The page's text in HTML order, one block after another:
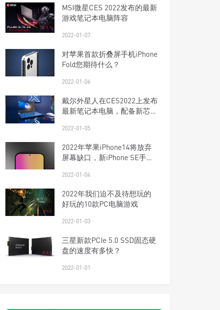
MSI微星CES 2022发布的最新
游戏笔记本电脑阵容
2022-01-07
对苹果首款折叠屏手机iPhone
Fold您期待什么？
2022-01-06
戴尔外星人在CES2022上发布
最新笔记本电脑，配备新芯片
2022-01-05
2022年苹果iPhone14将放弃
屏幕缺口，新iPhone SE手机
2022-01-04
2022年我们迫不及待想玩的
好玩的10款PC电脑游戏
2022-01-03
三星新款PCIe 5.0 SSD固态硬
盘的速度有多快？
2022-01-01